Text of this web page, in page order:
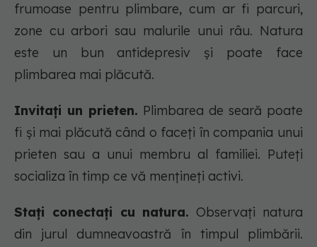
frumoase pentru plimbare, cum ar fi parcuri,
zone cu arbori sau malurile unui râu. Natura
este un bun antidepresiv și poate face
plimbarea mai plăcută.
Invitați un prieten. Plimbarea de seară poate
fi și mai plăcută când o faceți în compania unui
prieten sau a unui membru al familiei. Puteți
socializa în timp ce vă mențineți activi.
Stați conectați cu natura. Observați natura
din jurul dumneavoastră în timpul plimbării.